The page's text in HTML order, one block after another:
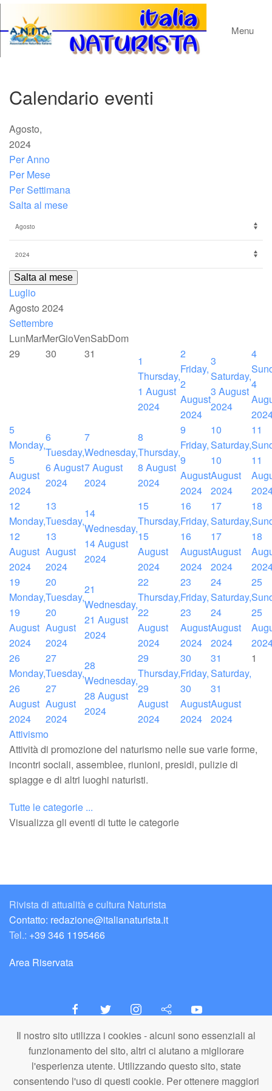
Il nostro sito utilizza i cookies - alcuni sono essenziali al
funzionamento del sito, altri ci aiutano a migliorare
l'esperienza utente. Utilizzando questo sito, state
consentendo l'uso di questi cookie. Per ottenere maggiori
Menu
Calendario eventi
Agosto,
2024
Per Anno
Per Mese
Per Settimana
Salta al mese
Salta al mese
Luglio
Agosto 2024
Settembre
LunMarMerGioVenSabDom
29
30 31
1
Thursday,
1 August
2024
2
Friday,
2
August
2024
3
Saturday,
3 August
2024
4
4
5
Monday,
5
August
2024
6
Tuesday,
6 August
2024
7
Wednesday,
7 August
2024
8
Thursday,
8 August
2024
9
Friday,
9
August
2024
10
Saturday,
10
August
2024
11
11
12
Monday,
12
August
2024
13
Tuesday,
13
August
2024
14
Wednesday,
14 August
2024
15
Thursday,
15
August
2024
16
Friday,
16
August
2024
17
Saturday,
17
August
2024
18
18
19
Monday,
19
August
2024
20
Tuesday,
20
August
2024
21
Wednesday,
21 August
2024
22
Thursday,
22
August
2024
23
Friday,
23
August
2024
24
Saturday,
24
August
2024
25
25
26
Monday,
26
August
2024
27
Tuesday,
27
August
2024
28
Wednesday,
28 August
2024
29
Thursday,
29
August
2024
30
Friday,
30
August
2024
31
Saturday,
31
August
2024
1
Attivismo
Attività di promozione del naturismo nelle sue varie forme,
incontri sociali, assemblee, riunioni, presidi, pulizie di
spiagge e di altri luoghi naturisti.
Tutte le categorie ...
Visualizza gli eventi di tutte le categorie
Rivista di attualità e cultura Naturista
Contatto: redazione@italianaturista.it
Tel.: +39 346 1195466
Area Riservata
italiaNATURISTA
Editore e Redazione
A.N.ITA. Associazione Naturista Italiana (APS)
C.F. 80203710159